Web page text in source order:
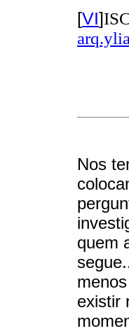
[VI]
Nos
quem
existir